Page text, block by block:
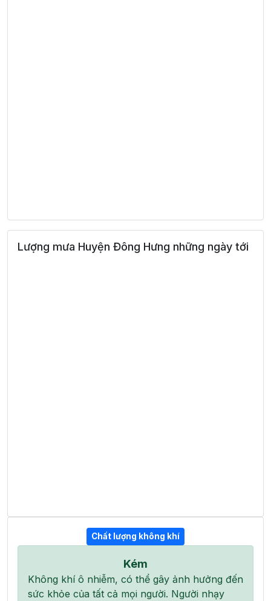
Lượng mưa Huyện Đông Hưng những ngày tới
Chất lượng không khí
Kém
Không khí ô nhiễm, có thể gây ảnh hưởng đến
sức khỏe của tất cả mọi người. Người nhạy